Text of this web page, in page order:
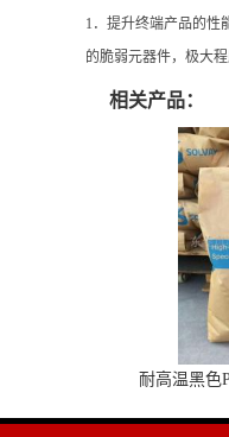
1．提升终端产品的
的脆弱元器件，极大
相关产品：
耐高温黑色